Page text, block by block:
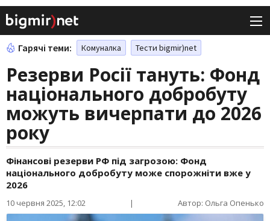
Гарячі теми: Комуналка Тести bigmir)net
Резерви Росії тануть: Фонд
національного добробуту
можуть вичерпати до 2026
року
Фінансові резерви РФ під загрозою: Фонд
національного добробуту може спорожніти вже у
2026
10 червня 2025, 12:02 | Автор: Ольга Опенько